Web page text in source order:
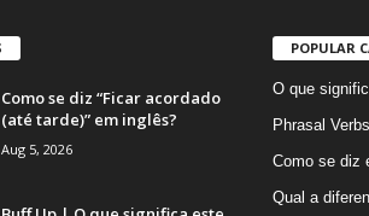
Como se diz “Ficar acordado
(até tarde)” em inglês?
Aug 5, 2026
POPULAR
O que
Phrasal Verbs
Como se diz
Qual a